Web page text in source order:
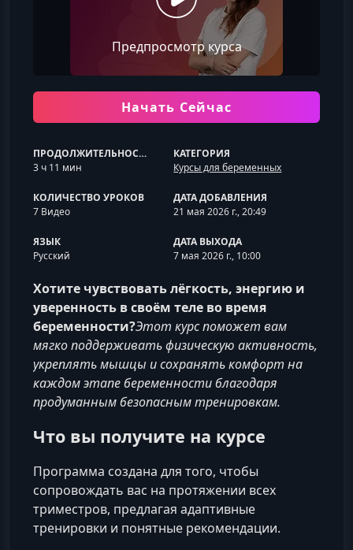
Предпросмотр курса
Начать Сейчас
ПРОДОЛЖИТЕЛЬНОСТЬ
3 ч 11 мин
КАТЕГОРИЯ
Курсы для беременных
КОЛИЧЕСТВО УРОКОВ
7 Видео
ДАТА ДОБАВЛЕНИЯ
21 мая 2026 г., 20:49
ЯЗЫК
Русский
ДАТА ВЫХОДА
7 мая 2026 г., 10:00
Хотите чувствовать лёгкость, энергию и
уверенность в своём теле во время
беременности?Этот курс поможет вам
мягко поддерживать физическую активность,
укреплять мышцы и сохранять комфорт на
каждом этапе беременности благодаря
продуманным безопасным тренировкам.
Что вы получите на курсе
Программа создана для того, чтобы
сопровождать вас на протяжении всех
триместров, предлагая адаптивные
тренировки и понятные рекомендации.